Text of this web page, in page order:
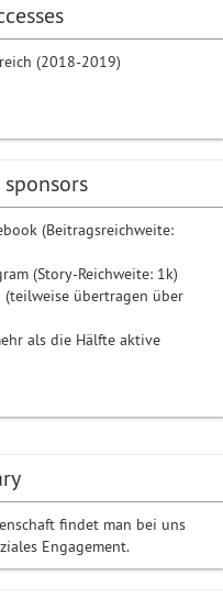
findet man bei uns
Engagement.
(2018-2019)
(Beitragsreichweite:
(Story-Reichweite: 1k)
(teilweise übertragen über
als die Hälfte aktive